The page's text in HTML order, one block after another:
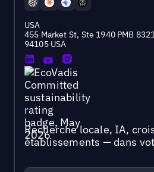
USA
455 Market St, Ste 1940 PMB
94105 USA
Recherche locale, IA,
établissements — dans